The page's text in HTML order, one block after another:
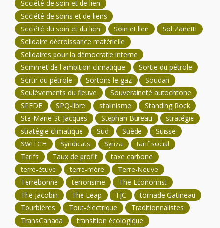
Société de soin et de lien
Société de soins et de liens
Société du soin et du lien
Soin et lien
Sol Zanetti
Solidaire décroissance matérielle
Solidaires pour la démocratie interne
Sommet de l'ambition climatique
Sortie du pétrole
Sortir du pétrole
Sortons le gaz
Soudan
Soulèvements du fleuve
Souveraineté autochtone
SPEDE
SPQ-libre stalinisme
Standing Rock
Ste-Marie-St-Jacques
Stéphan Bureau
stratégie
stratégie climatique
Sud Suède
Suisse
SWITCH
Syndicats Syriza
tarif social
Tarifs
Taux de profit
taxe carbone
terre-étuve
terre-mère
Terre-Neuve
Terrebonne
terrorisme
The Economist
The Jacobin
The Leap TJC
tornade Gatineau
Tourbières
Tout-électrique
Traditionnalistes
TransCanada
transition écologique